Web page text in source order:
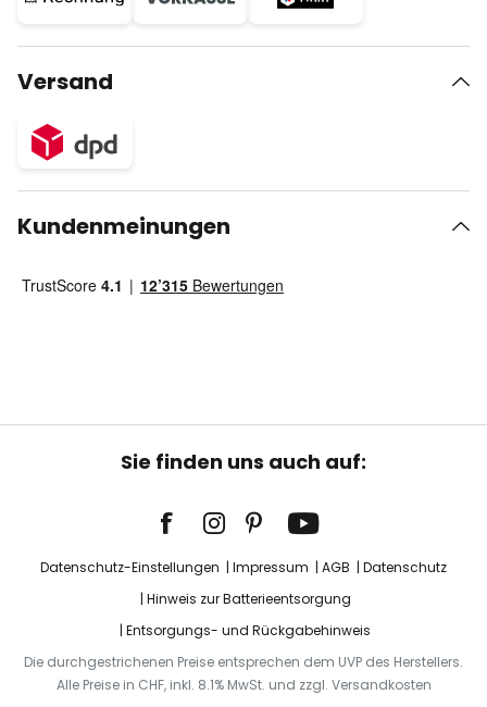
Versand
Kundenmeinungen
Sie finden uns auch auf:
Datenschutz-Einstellungen Impressum AGB
Datenschutz
Hinweis zur Batterieentsorgung
Entsorgungs- und Rückgabehinweis
Die durchgestrichenen Preise entsprechen dem UVP des Herstellers.
Alle Preise in CHF, inkl. 8.1% MwSt. und zzgl. Versandkosten